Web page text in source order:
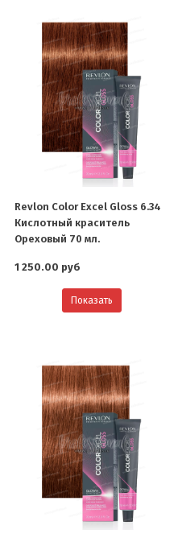
Revlon Color Excel Gloss 6.34
Кислотный краситель
Ореховый 70 мл.
1 250.00 руб
Показать